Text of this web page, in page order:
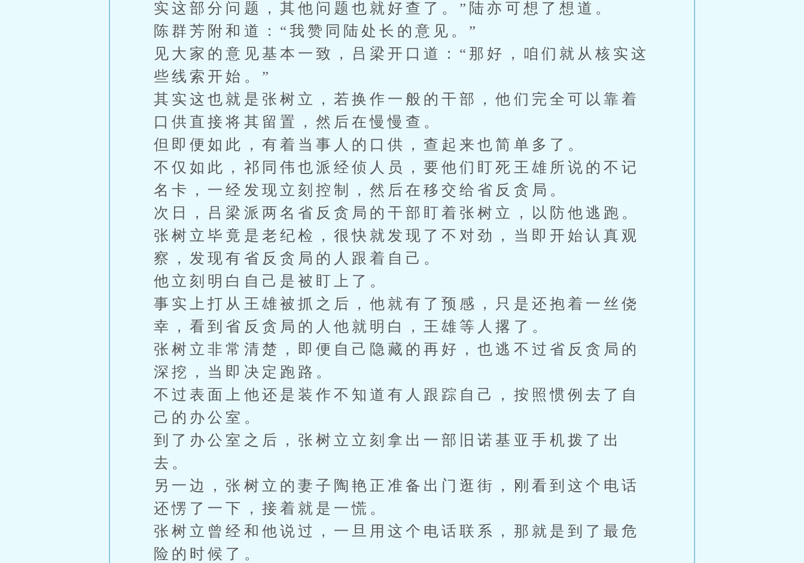
实这部分问题，其他问题也就好查了。”陆亦可想了想道。
陈群芳附和道：“我赞同陆处长的意见。”
见大家的意见基本一致，吕梁开口道：“那好，咱们就从核实这
些线索开始。”
其实这也就是张树立，若换作一般的干部，他们完全可以靠着
口供直接将其留置，然后在慢慢查。
但即便如此，有着当事人的口供，查起来也简单多了。
不仅如此，祁同伟也派经侦人员，要他们盯死王雄所说的不记
名卡，一经发现立刻控制，然后在移交给省反贪局。
次日，吕梁派两名省反贪局的干部盯着张树立，以防他逃跑。
张树立毕竟是老纪检，很快就发现了不对劲，当即开始认真观
察，发现有省反贪局的人跟着自己。
他立刻明白自己是被盯上了。
事实上打从王雄被抓之后，他就有了预感，只是还抱着一丝侥
幸，看到省反贪局的人他就明白，王雄等人撂了。
张树立非常清楚，即便自己隐藏的再好，也逃不过省反贪局的
深挖，当即决定跑路。
不过表面上他还是装作不知道有人跟踪自己，按照惯例去了自
己的办公室。
到了办公室之后，张树立立刻拿出一部旧诺基亚手机拨了出
去。
另一边，张树立的妻子陶艳正准备出门逛街，刚看到这个电话
还愣了一下，接着就是一慌。
张树立曾经和他说过，一旦用这个电话联系，那就是到了最危
险的时候了。